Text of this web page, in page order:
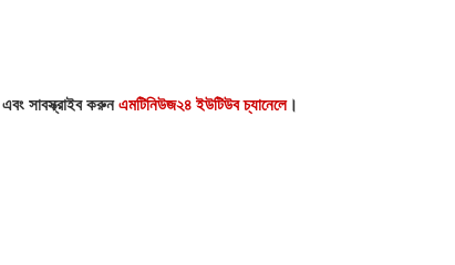
এবং সাবস্ক্রাইব করুনএমটিনিউজ২৪ ইউটিউব চ্যানেলে।